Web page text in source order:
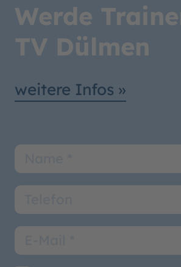
Werde
TV Dülmen
weitere Infos »